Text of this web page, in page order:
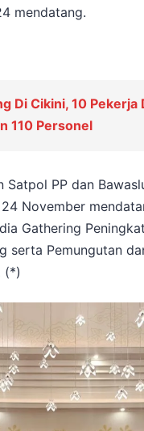
mendatang.
Di Cikini, 10 Pekerja
110 Personel
Satpol PP dan
November
Gathering
serta Pemungutan
(*)